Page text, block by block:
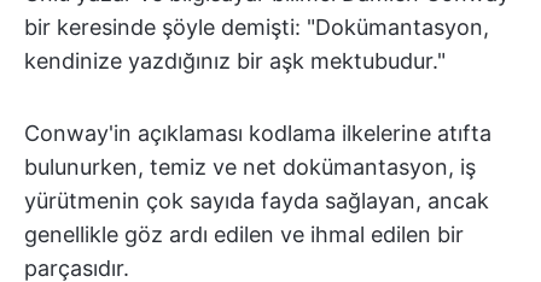
bir keresinde şöyle demişti: "Dokümantasyon,
kendinize yazdığınız bir aşk mektubudur."
Conway'in açıklaması kodlama ilkelerine atıfta
bulunurken, temiz ve net dokümantasyon, iş
yürütmenin çok sayıda fayda sağlayan, ancak
genellikle göz ardı edilen ve ihmal edilen bir
parçasıdır.